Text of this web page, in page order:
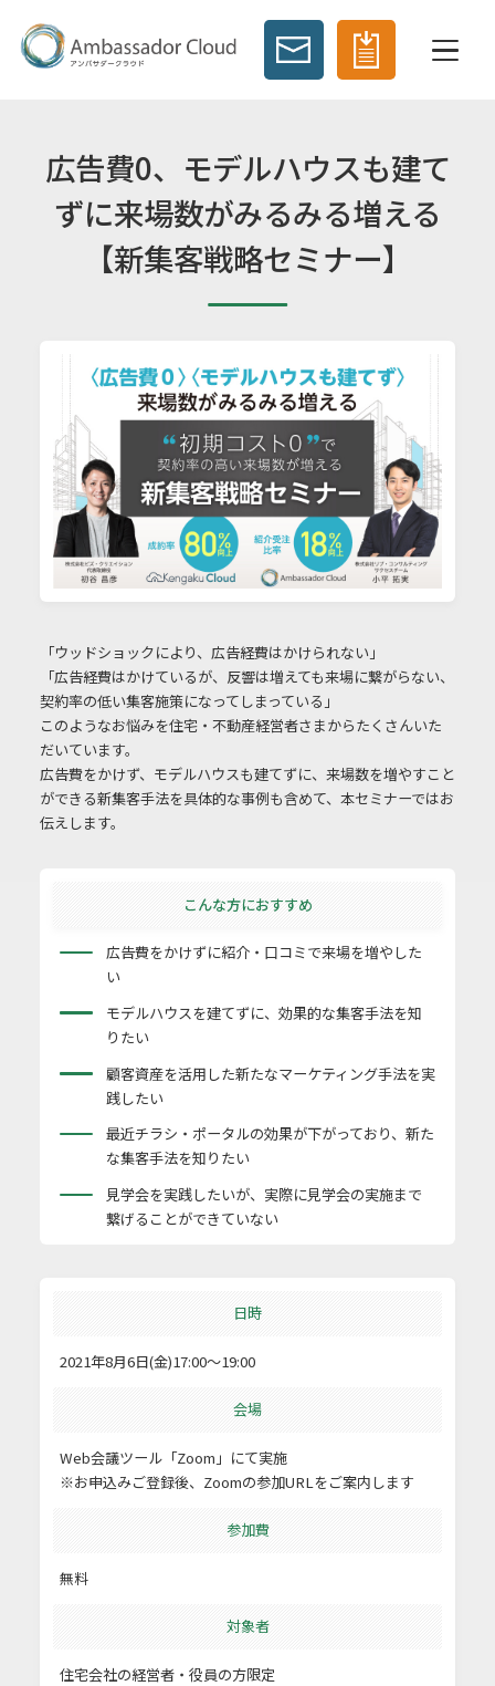
広告費0、モデルハウスも建て
ずに来場数がみるみる増える
【新集客戦略セミナー】
「ウッドショックにより、広告経費はかけられない」
「広告経費はかけているが、反響は増えても来場に繋がらない、
契約率の低い集客施策になってしまっている」
このようなお悩みを住宅・不動産経営者さまからたくさんいた
だいています。
広告費をかけず、モデルハウスも建てずに、来場数を増やすこと
ができる新集客手法を具体的な事例も含めて、本セミナーではお
伝えします。
こんな方におすすめ
広告費をかけずに紹介・口コミで来場を増やした
い
モデルハウスを建てずに、効果的な集客手法を知
りたい
顧客資産を活用した新たなマーケティング手法を実
践したい
最近チラシ・ポータルの効果が下がっており、新た
な集客手法を知りたい
見学会を実践したいが、実際に見学会の実施まで
繋げることができていない
日時
2021年8月6日(金)17:00～19:00
会場
Web会議ツール「Zoom」にて実施
※お申込みご登録後、Zoomの参加URLをご案内します
参加費
無料
対象者
住宅会社の経営者・役員の方限定